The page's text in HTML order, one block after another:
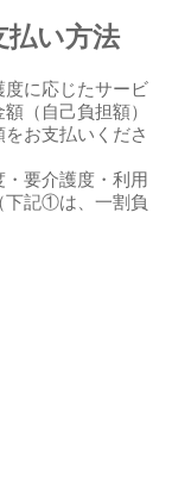
払い方法
度に応じたサービ
（自己負担額）
お支払いくださ
要介護度・利用
下記①は、一割負